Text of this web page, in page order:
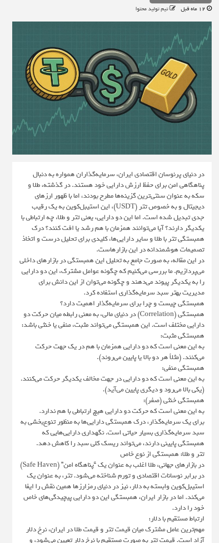
تیم تولید محتوا
در دنیای پرنوسان اقتصادی ایران، سرمایه‌گذاران همواره به دنبال
پناهگاهی امن برای حفظ ارزش دارایی خود هستند. در گذشته، طلا و
سکه به عنوان سنتی‌ترین گزینه‌ها مطرح بودند، اما با ظهور ارزهای
دیجیتال و به خصوص تتر (USDT)، این استیبل‌کوین به یک رقیب
جدی تبدیل شده است. اما این دو دارایی، یعنی تتر و طلا، چه ارتباطی با
یکدیگر دارند؟ آیا می‌توانند همزمان با هم رشد یا افت کنند؟ درک
همبستگی تتر با طلا و سایر دارایی‌ها، کلیدی برای تحلیل درست و اتخاذ
تصمیمات هوشمندانه در این بازارهاست.
در این مقاله، به صورت جامع به تحلیل این همبستگی در بازارهای داخلی
می‌پردازیم. ما بررسی می‌کنیم که چگونه عوامل مشترک، این دو دارایی
را به یکدیگر پیوند می‌دهند و چگونه می‌توان از این دانش برای
مدیریت بهتر سبد سرمایه‌گذاری استفاده کرد.
همبستگی چیست و چرا برای سرمایه‌گذار اهمیت دارد؟
همبستگی (Correlation) در دنیای مالی، به معنی رابطه میان حرکت دو
دارایی مختلف است. این همبستگی می‌تواند مثبت، منفی یا خنثی باشد:
همبستگی مثبت:
به این معنی است که دو دارایی همزمان با هم در یک جهت حرکت
می‌کنند. (مثلاً هر دو بالا یا پایین می‌روند).
همبستگی منفی:
به این معنی است که دو دارایی در جهت مخالف یکدیگر حرکت می‌کنند.
(یکی بالا می‌رود و دیگری پایین می‌آید).
همبستگی خنثی (صفر):
به این معنی است که حرکت دو دارایی هیچ ارتباطی با هم ندارد.
برای یک سرمایه‌گذار، درک همبستگی دارایی‌ها به منظور تنوع‌بخشی به
سبد سرمایه‌گذاری بسیار حیاتی است. نگهداری دارایی‌هایی که
همبستگی پایینی دارند، می‌تواند ریسک کلی سبد را کاهش دهد.
تتر و طلا: همبستگی از نوع خاص
در بازارهای جهانی، طلا اغلب به عنوان یک “پناهگاه امن” (Safe Haven)
در برابر نوسانات اقتصادی و تورم شناخته می‌شود. تتر، به عنوان یک
استیبل‌کوین وابسته به دلار، نیز در دنیای رمزارزها همین نقش را ایفا
می‌کند. اما در بازار ایران، همبستگی این دو دارایی پیچیدگی‌های خاص
خود را دارد.
ارتباط مستقیم با دلار:
مهم‌ترین عامل مشترک میان قیمت تتر و قیمت طلا در ایران، نرخ دلار
آزاد است. قیمت تتر به صورت مستقیم با نرخ دلار تعیین می‌شود، و